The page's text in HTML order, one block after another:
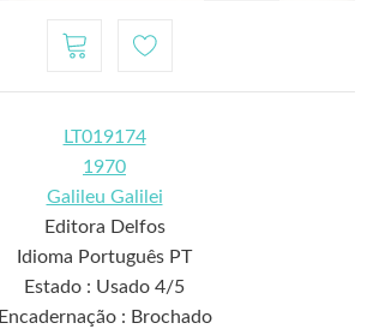
LT019174
1970
Galileu Galilei
Editora Delfos
Idioma Português PT
Estado : Usado 4/5
Encadernação : Brochado